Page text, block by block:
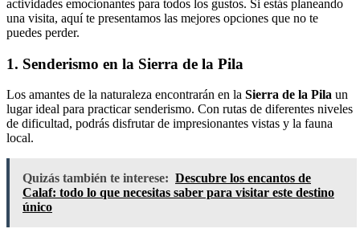
actividades emocionantes para todos los gustos. Si estás planeando
una visita, aquí te presentamos las mejores opciones que no te
puedes perder.
1. Senderismo en la Sierra de la Pila
Los amantes de la naturaleza encontrarán en la Sierra de la Pila un
lugar ideal para practicar senderismo. Con rutas de diferentes niveles
de dificultad, podrás disfrutar de impresionantes vistas y la fauna
local.
Quizás también te interese: Descubre los encantos de
Calaf: todo lo que necesitas saber para visitar este destino
único